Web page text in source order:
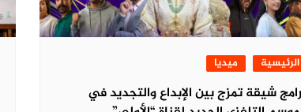
الرئيسية ميديا
شيقة تمزج بين الإبداع والتجديد في